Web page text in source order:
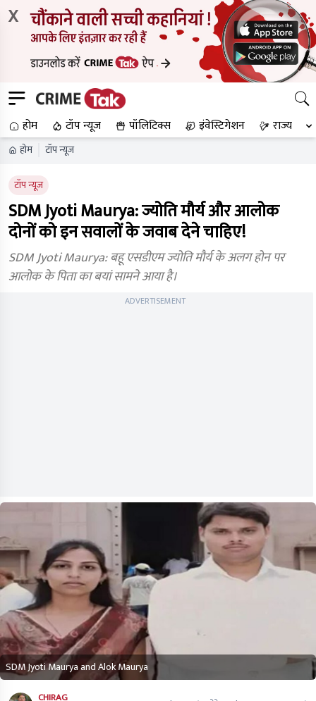
X
होम टॉप न्यूज पॉलिटिक्स इंवेस्टिगेशन राज्य
होम टॉप न्यूज
टॉप न्यूज
SDM Jyoti Maurya: ज्योति मौर्य और आलोक
दोनों को इन सवालों के जवाब देने चाहिए!
SDM Jyoti Maurya: बहू एसडीएम ज्योति मौर्य के अलग होन पर
आलोक के पिता का बयां सामने आया है।
ADVERTISEMENT
SDM Jyoti Maurya and Alok Maurya
CHIRAG